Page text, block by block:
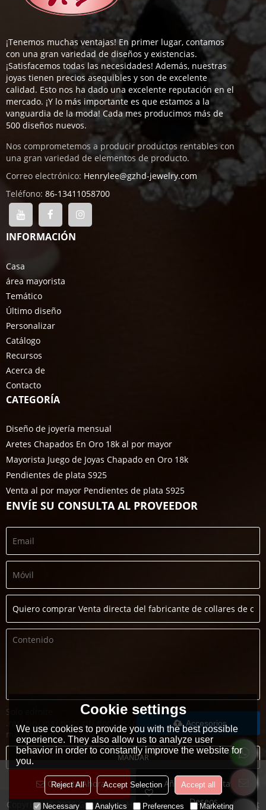
Conecta Ahora
Añadir A La Lista De
Deseos
¡Tenemos muchas ventajas! En primer lugar, contamos
con una gran variedad de diseños y existencias.
¡Satisfacemos todas las necesidades! Además, nuestras
joyas tienen precios asequibles y son de excelente
calidad. Esto nos ha dado una excelente reputación en el
mercado. ¡Y lo más importante es que estamos a la
vanguardia de la moda! Cada mes producimos más de
500 diseños nuevos.
Nos comprometemos a producir productos rentables con
una gran variedad de elementos de producto.
Correo electrónico: Henrylee@gzhd-jewelry.com
Teléfono: 86-13411058700
INFORMACIÓN
Casa
área mayorista
Temático
Último diseño
Personalizar
Catálogo
Recursos
Acerca de
Contacto
CATEGORÍA
Diseño de joyería mensual
Aretes Chapados En Oro 18k al por mayor
Mayorista Juego de Joyas Chapado en Oro 18k
Pendientes de plata S925
Venta al por mayor Pendientes de plata S925
ENVÍE SU CONSULTA AL PROVEEDOR
Solo admite
.rar/.zip/.jpg/.png/.gif/.doc/.xls/.pdf,
máximo 20M
Accesorios
MANDAR
Copyright © 2026Guangzhou Heng Dian Trade Co.,LTDSupport
Cookie settings
We use cookies to provide you with the best possible
experience. They also allow us to analyze user
behavior in order to constantly improve the website for
you.
Reject All Accept Selection Accept all
Necessary Analytics Preferences Marketing